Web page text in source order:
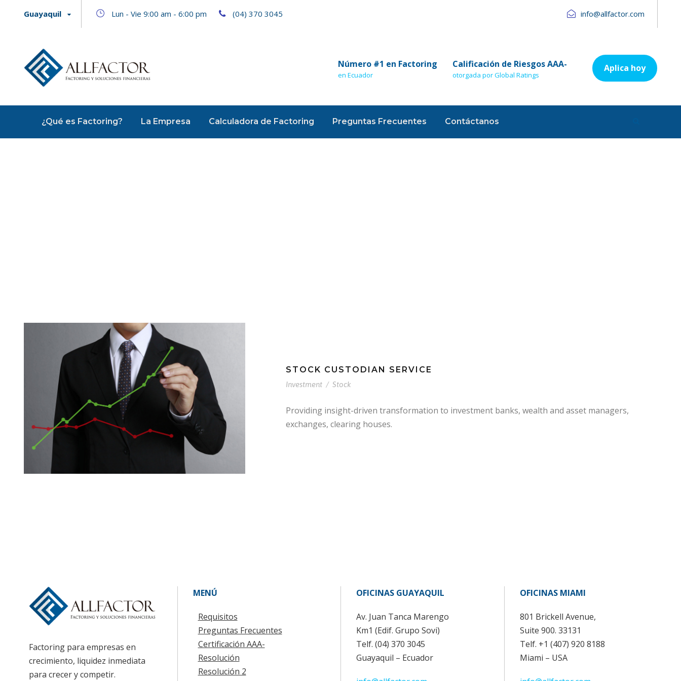
Guayaquil Lun - Vie 9:00 am - 6:00 pm (04) 370 3045 info@allfactor.com
Número #1 en Factoring
en Ecuador
Calificación de Riesgos AAA-
otorgada por Global Ratings
Aplica hoy
¿Qué es Factoring? La Empresa Calculadora de Factoring Preguntas Frecuentes Contáctanos
STOCK CUSTODIAN SERVICE
Investment / Stock
Providing insight-driven transformation to investment banks, wealth and asset managers,
exchanges, clearing houses.
Factoring para empresas en
crecimiento, liquidez inmediata
para crecer y competir.
MENÚ
Requisitos
Preguntas Frecuentes
Certificación AAA-
Resolución
Resolución 2
OFICINAS GUAYAQUIL
Av. Juan Tanca Marengo
Km1 (Edif. Grupo Sovi)
Telf. (04) 370 3045
Guayaquil – Ecuador
OFICINAS MIAMI
801 Brickell Avenue,
Suite 900. 33131
Telf. +1 (407) 920 8188
Miami – USA